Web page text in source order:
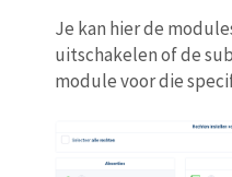
Je kan hier de
uitschakelen of de
module voor die